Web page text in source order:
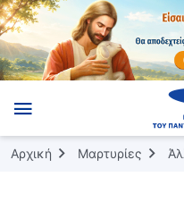
Αρχική Μαρτυρίες